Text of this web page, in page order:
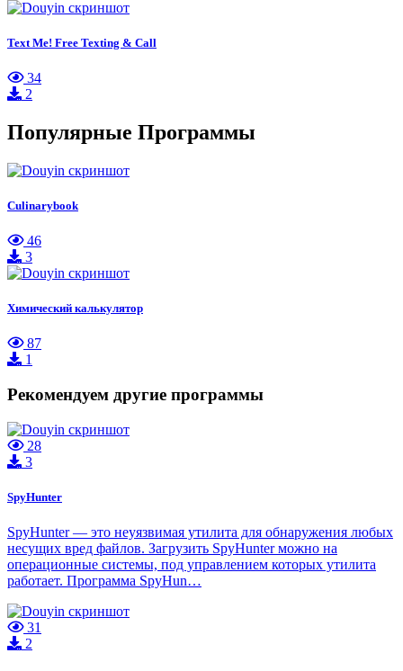
Text Me! Free Texting & Call
34
2
Популярные Программы
Culinarybook
46
3
Химический калькулятор
87
1
Рекомендуем другие программы
28
3
SpyHunter
SpyHunter — это неуязвимая утилита для обнаружения любых
несущих вред файлов. Загрузить SpyHunter можно на
операционные системы, под управлением которых утилита
работает. Программа SpyHun…
31
2